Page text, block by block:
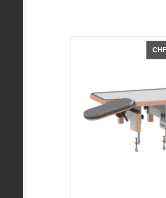
CHF